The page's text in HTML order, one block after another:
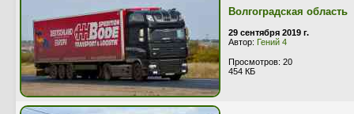
Волгоградская область
29 сентября 2019 г.
Автор: Гений 4
Просмотров: 20
454 КБ